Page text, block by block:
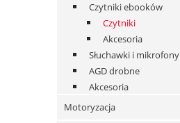
Czytniki ebooków
Czytniki
Akcesoria
Słuchawki i mikrofony
AGD drobne
Akcesoria
Motoryzacja